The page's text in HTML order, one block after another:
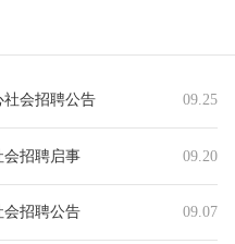
社会招聘公告 09.25
会招聘启事 09.20
会招聘公告 09.07